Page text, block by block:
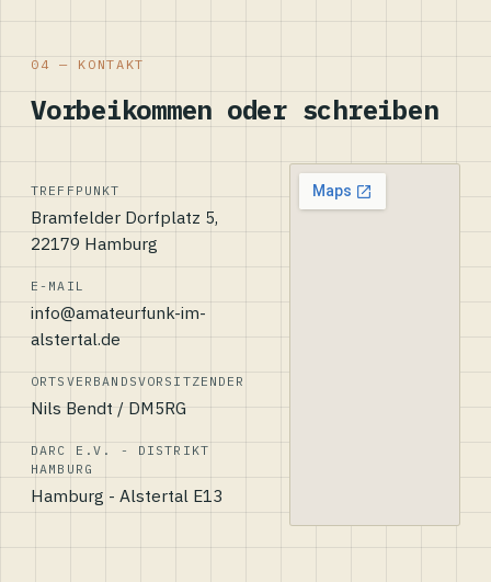
04 — KONTAKT
Vorbeikommen oder schreiben
TREFFPUNKT
Bramfelder Dorfplatz 5,
22179 Hamburg
E-MAIL
info@amateurfunk-im-
alstertal.de
ORTSVERBANDSVORSITZENDER
Nils Bendt / DM5RG
DARC E.V. - DISTRIKT
HAMBURG
Hamburg - Alstertal E13